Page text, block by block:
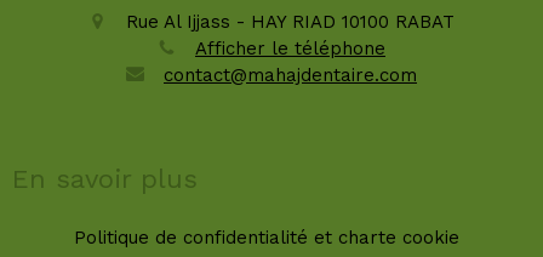
Rue Al Ijjass - HAY RIAD 10100 RABAT
Afficher le téléphone
contact@mahajdentaire.com
En savoir plus
Politique de confidentialité et charte cookie